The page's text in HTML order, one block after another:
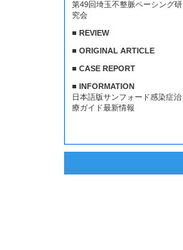
第49回埼玉不整脈ペーシング研
究会
■ REVIEW
■ ORIGINAL ARTICLE
■ CASE REPORT
■ INFORMATION
日本語版サンフォード感染症治
療ガイド最新情報